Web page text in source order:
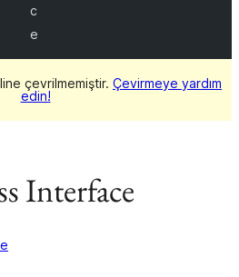
c
e
çevrilmemiştir. Çevirmeye yardım
edin!
Interface